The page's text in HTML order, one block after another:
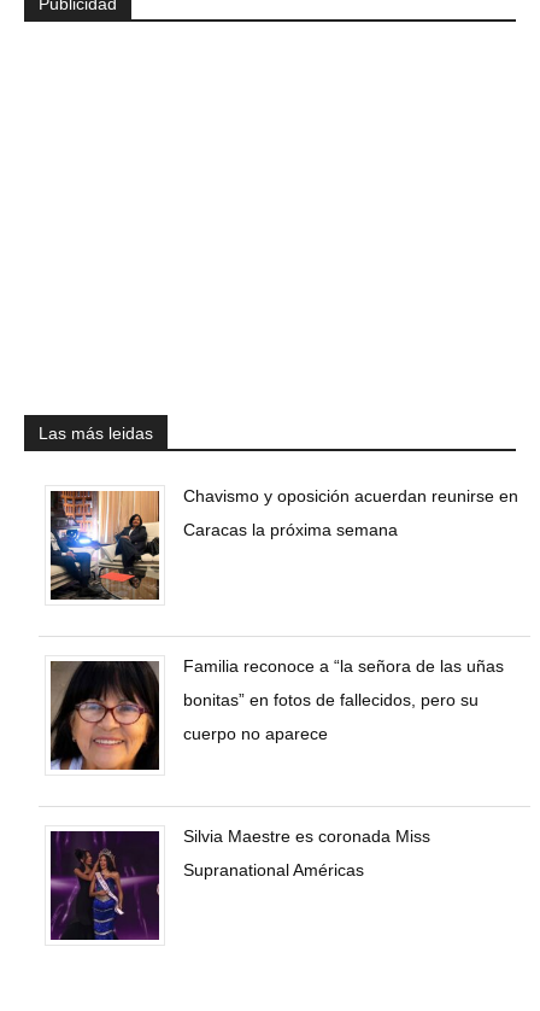
Las más leidas
Chavismo y oposición acuerdan reunirse en
Caracas la próxima semana
Familia reconoce a “la señora de las uñas
bonitas” en fotos de fallecidos, pero su
cuerpo no aparece
Silvia Maestre es coronada Miss
Supranational Américas